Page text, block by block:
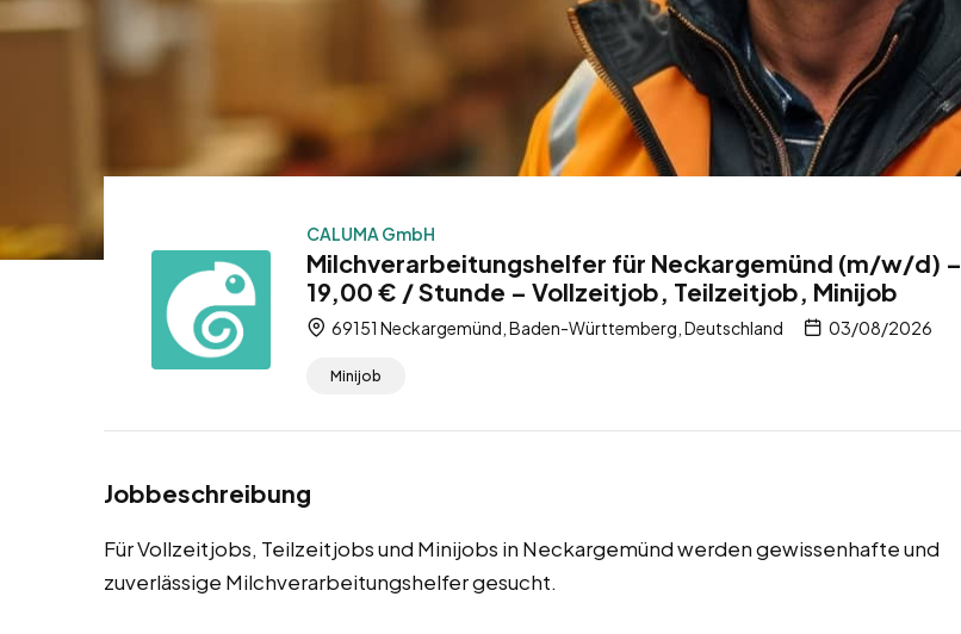
CALUMA GmbH
Milchverarbeitungshelfer für Neckargemünd (m/w/d) –
19,00 € / Stunde – Vollzeitjob, Teilzeitjob, Minijob
69151 Neckargemünd, Baden-Württemberg, Deutschland 03/08/2026
Minijob
Jobbeschreibung
Für Vollzeitjobs, Teilzeitjobs und Minijobs in Neckargemünd werden gewissenhafte und
zuverlässige Milchverarbeitungshelfer gesucht.